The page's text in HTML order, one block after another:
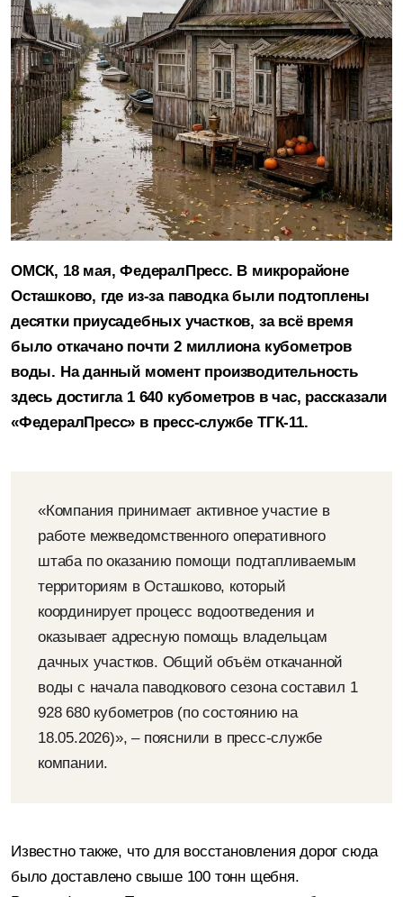
ОМСК, 18 мая, ФедералПресс. В микрорайоне
Осташково, где из-за паводка были подтоплены
десятки приусадебных участков, за всё время
было откачано почти 2 миллиона кубометров
воды. На данный момент производительность
здесь достигла 1 640 кубометров в час, рассказали
«ФедералПресс» в пресс-службе ТГК-11.
«Компания принимает активное участие в
работе межведомственного оперативного
штаба по оказанию помощи подтапливаемым
территориям в Осташково, который
координирует процесс водоотведения и
оказывает адресную помощь владельцам
дачных участков. Общий объём откачанной
воды с начала паводкового сезона составил 1
928 680 кубометров (по состоянию на
18.05.2026)», – пояснили в пресс-службе
компании.
Известно также, что для восстановления дорог сюда
было доставлено свыше 100 тонн щебня.